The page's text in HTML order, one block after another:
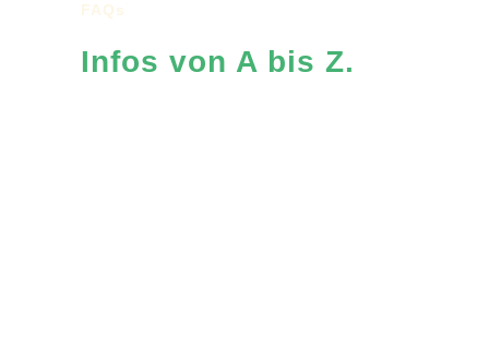
FAQs
In­fos von A bis Z.